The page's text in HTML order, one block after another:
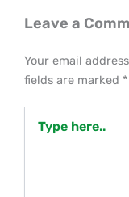
Leave a
Your email
fields are marked *
here..